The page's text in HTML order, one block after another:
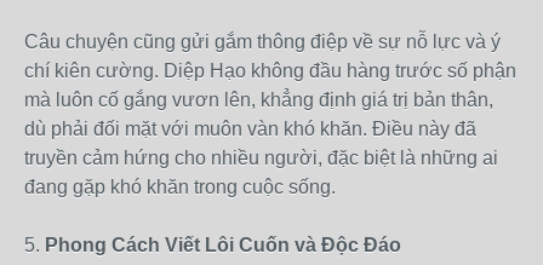
Câu chuyện cũng gửi gắm thông điệp về sự nỗ lực và ý
chí kiên cường. Diệp Hạo không đầu hàng trước số phận
mà luôn cố gắng vươn lên, khẳng định giá trị bản thân,
dù phải đối mặt với muôn vàn khó khăn. Điều này đã
truyền cảm hứng cho nhiều người, đặc biệt là những ai
đang gặp khó khăn trong cuộc sống.
5. Phong Cách Viết Lôi Cuốn và Độc Đáo